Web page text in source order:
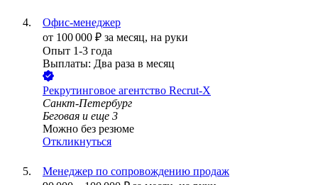
Офис-менеджер
от 100 000 ₽ за месяц, на руки
Опыт 1-3 года
Выплаты: Два раза в месяц
Рекрутинговое агентство Recrut-X
Санкт-Петербург
Беговая и еще 3
Можно без резюме
Откликнуться
Менеджер по сопровождению продаж